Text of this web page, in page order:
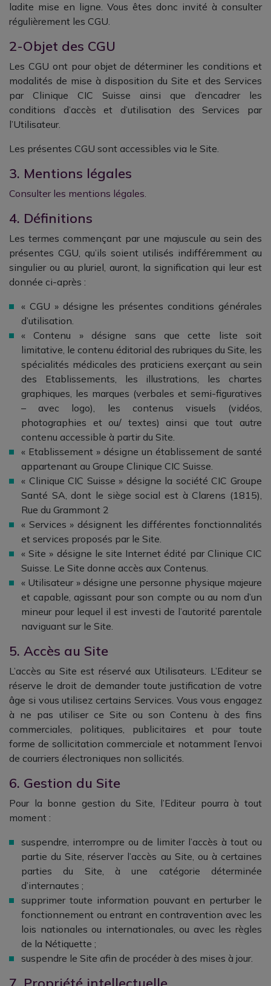
ladite mise en ligne. Vous êtes donc invité à consulter
régulièrement les CGU.
2-Objet des CGU
Les CGU ont pour objet de déterminer les conditions et
modalités de mise à disposition du Site et des Services
par Clinique CIC Suisse ainsi que d’encadrer les
conditions d’accès et d’utilisation des Services par
l’Utilisateur.
Les présentes CGU sont accessibles via le Site.
3. Mentions légales
Consulter les mentions légales.
4. Définitions
Les termes commençant par une majuscule au sein des
présentes CGU, qu’ils soient utilisés indifféremment au
singulier ou au pluriel, auront, la signification qui leur est
donnée ci-après :
« CGU » désigne les présentes conditions générales
d’utilisation.
« Contenu » désigne sans que cette liste soit
limitative, le contenu éditorial des rubriques du Site, les
spécialités médicales des praticiens exerçant au sein
des Etablissements, les illustrations, les chartes
graphiques, les marques (verbales et semi-figuratives
– avec logo), les contenus visuels (vidéos,
photographies et ou/ textes) ainsi que tout autre
contenu accessible à partir du Site.
« Etablissement » désigne un établissement de santé
appartenant au Groupe Clinique CIC Suisse.
« Clinique CIC Suisse » désigne la société CIC Groupe
Santé SA, dont le siège social est à Clarens (1815),
Rue du Grammont 2
« Services » désignent les différentes fonctionnalités
et services proposés par le Site.
« Site » désigne le site Internet édité par Clinique CIC
Suisse. Le Site donne accès aux Contenus.
« Utilisateur » désigne une personne physique majeure
et capable, agissant pour son compte ou au nom d’un
mineur pour lequel il est investi de l’autorité parentale
naviguant sur le Site.
5. Accès au Site
L’accès au Site est réservé aux Utilisateurs. L’Editeur se
réserve le droit de demander toute justification de votre
âge si vous utilisez certains Services. Vous vous engagez
à ne pas utiliser ce Site ou son Contenu à des fins
commerciales, politiques, publicitaires et pour toute
forme de sollicitation commerciale et notamment l’envoi
de courriers électroniques non sollicités.
6. Gestion du Site
Pour la bonne gestion du Site, l’Editeur pourra à tout
moment :
suspendre, interrompre ou de limiter l’accès à tout ou
partie du Site, réserver l’accès au Site, ou à certaines
parties du Site, à une catégorie déterminée
d’internautes ;
supprimer toute information pouvant en perturber le
fonctionnement ou entrant en contravention avec les
lois nationales ou internationales, ou avec les règles
de la Nétiquette ;
suspendre le Site afin de procéder à des mises à jour.
7. Propriété intellectuelle